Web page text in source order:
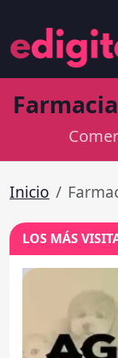
Inicio
LOS MÁS